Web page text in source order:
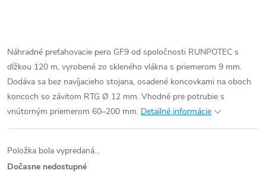
Náhradné preťahovacie pero GF9 od spoločnosti RUNPOTEC s
dĺžkou 120 m, vyrobené zo skleného vlákna s priemerom 9 mm.
Dodáva sa bez navíjacieho stojana, osadené koncovkami na oboch
koncoch so závitom RTG Ø 12 mm. Vhodné pre potrubie s
vnútorným priemerom 60–200 mm. Detailné informácie
Položka bola vypredaná…
Dočasne nedostupné